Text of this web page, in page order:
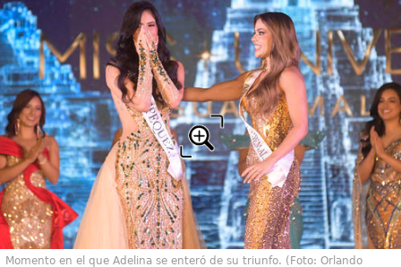
Momento en el que Adelina se enteró de su triunfo. (Foto: Orlando